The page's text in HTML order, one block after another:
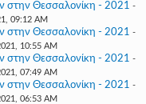
στην Θεσσαλονίκη - 2021 -
09:12 AM
στην Θεσσαλονίκη - 2021 -
10:55 AM
στην Θεσσαλονίκη - 2021 -
07:49 AM
στην Θεσσαλονίκη - 2021 -
06:53 AM